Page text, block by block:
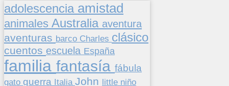
adolescencia amistad
animales Australia aventura
aventuras barco Charles clásico
cuentos escuela España
familia fantasía fábula
gato guerra Italia John little niño